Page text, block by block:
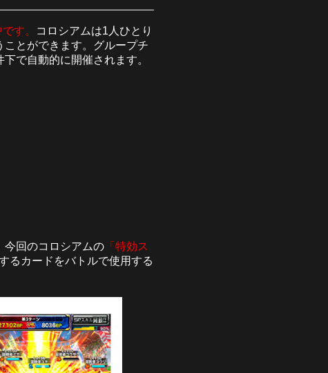
す。
コロシアムは1人ひとり
とができます。グループチ
で自動的に開催されます。
今回のコロシアムの 「特効ス
るカードをバトルで使用する